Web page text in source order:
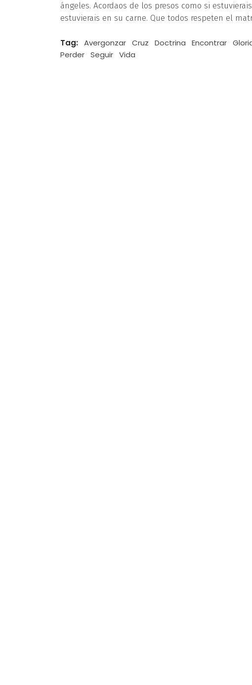
ángeles. Acordaos de los presos como si
estuvierais en su carne. Que todos respeten el
Tag: Avergonzar Cruz Doctrina Encontrar
Perder Seguir Vida